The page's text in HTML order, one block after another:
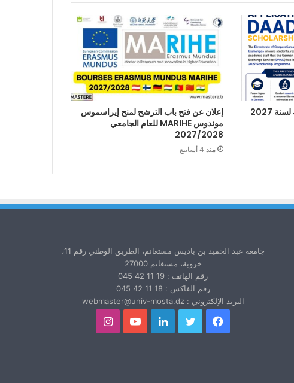
إعلان عن فتح باب الترشح لمنح إيراسموس
موندوس MARIHE للعام الجامعي
2027/2028
منذ 4 أسابيع
جامعة عبد الحميد بن باديس مستغانم، الطريق الوطني رقم 11،
خروبة، مستغانم 27000
رقم الهاتف : 19 11 42 045
رقم الفاكس : 18 11 42 045
البريد الإلكتروني : webmaster@univ-mosta.dz
فيسبوك تويتر لينكدإنيوتيوبانستقرام